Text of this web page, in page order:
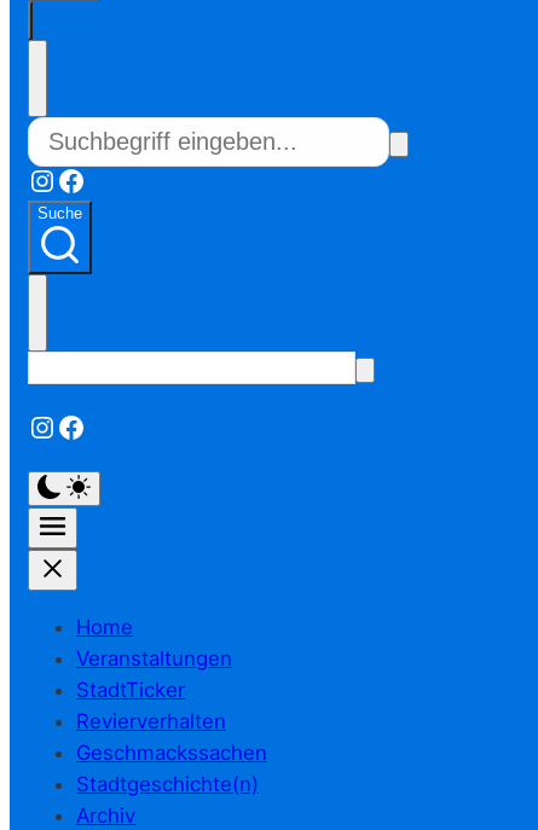
Instagram
Facebook
Suche
Instagram
Facebook
Home
Veranstaltungen
StadtTicker
Revierverhalten
Geschmackssachen
Stadtgeschichte(n)
Archiv